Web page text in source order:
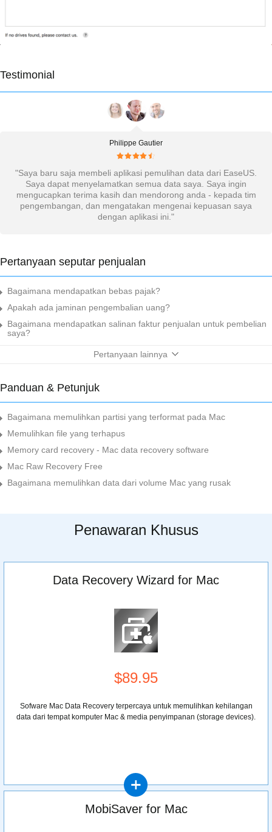
Testimonial
data dari EaseUS.
Saya ingin
- kepada tim
kepuasan saya
"Ingin mengucapkan terima kasih atas aplikasi
menggunakan aplikasi pemulihan data ini pada
yang rusak (komputer pribadi). Bekerja
sangat membantu saya! Sekali lagi,
Pertanyaan seputar penjualan
Bagaimana mendapatkan bebas pajak?
Apakah ada jaminan pengembalian uang?
Bagaimana mendapatkan salinan faktur penjualan untuk pembelian
saya?
Pertanyaan lainnya
Panduan & Petunjuk
Bagaimana memulihkan partisi yang terformat pada Mac
Memulihkan file yang terhapus
Memory card recovery - Mac data recovery software
Mac Raw Recovery Free
Bagaimana memulihkan data dari volume Mac yang rusak
Penawaran Khusus
Data Recovery Wizard for Mac
$89.95
Sofware Mac Data Recovery terpercaya untuk memulihkan kehilangan
data dari tempat komputer Mac & media penyimpanan (storage devices).
MobiSaver for Mac